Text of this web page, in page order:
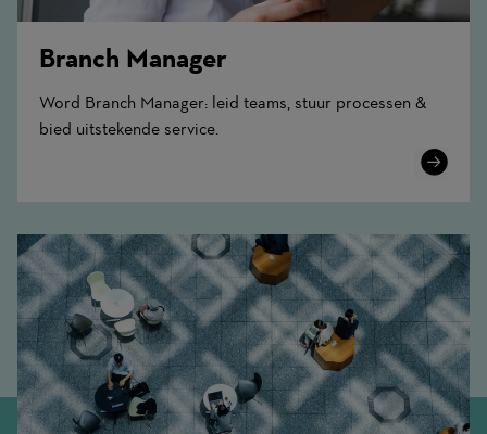
Branch Manager
Word Branch Manager: leid teams, stuur processen &
bied uitstekende service.
Learn